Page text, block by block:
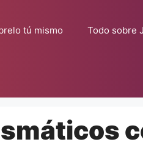
tú mismo Todo sobre